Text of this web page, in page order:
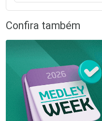
Confira também